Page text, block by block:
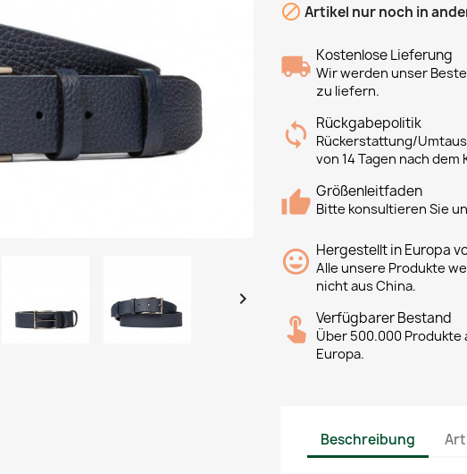

 Artikel nur noch in
Kostenlose Lieferung
Wir werden unser
zu liefern.
Rückgabepolitik
Rückerstattung/
von 14 Tagen nach dem
Größenleitfaden
Bitte konsultieren Sie
Hergestellt in Europa
Alle unsere Produkte
nicht aus China.
Verfügbarer Bestand
Über 500.000
Europa.
Beschreibung